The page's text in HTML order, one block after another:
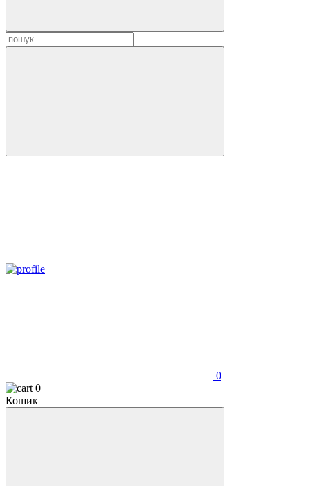
0
0
Кошик